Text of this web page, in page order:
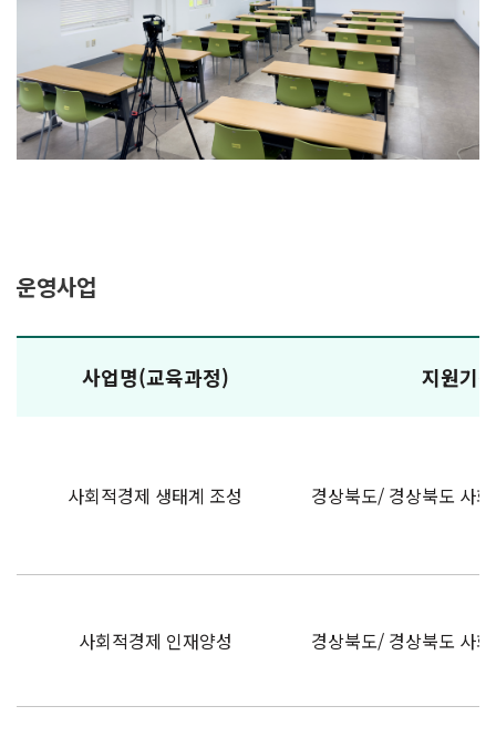
운영사업
사업명(교육과정) 지원기관
사회적경제 생태계 조성 경상북도/ 경상북도 사
사회적경제 인재양성 경상북도/ 경상북도 사